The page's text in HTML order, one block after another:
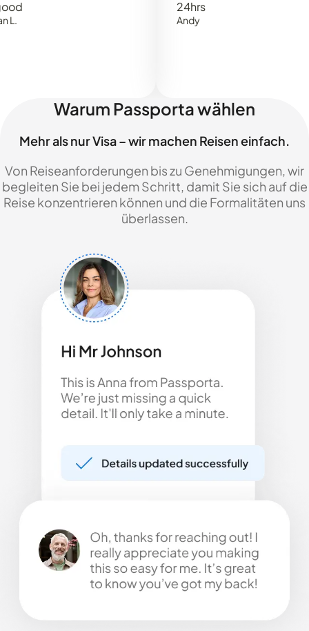
Warum Passporta wählen
Mehr als nur Visa – wir machen Reisen einfach.
Von Reiseanforderungen bis zu Genehmigungen, wir
begleiten Sie bei jedem Schritt, damit Sie sich auf die
Reise konzentrieren können und die Formalitäten uns
überlassen.